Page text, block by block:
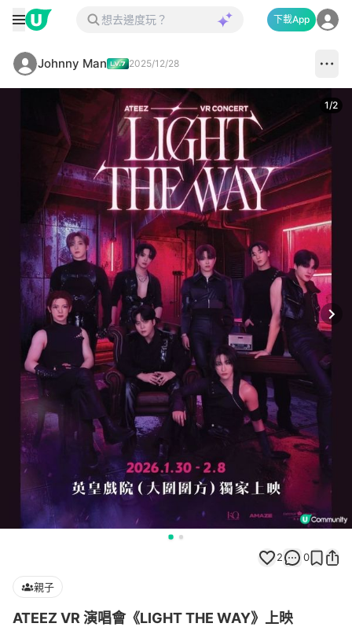
下載App
Johnny Man 2025/12/28
1/2
2 0
親子
ATEEZ VR 演唱會《LIGHT THE WAY》上映